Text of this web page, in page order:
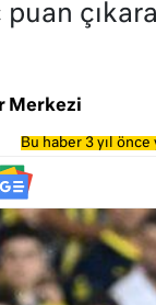
puan
Merkezi
Bu haber 3 yıl önce